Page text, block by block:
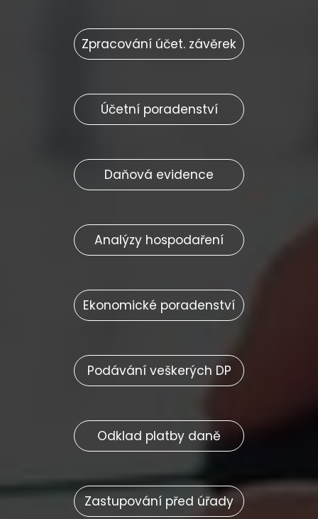
Zpracování účet. závěrek
Účetní poradenství
Daňová evidence
Analýzy hospodaření
Ekonomické poradenství
Podávání veškerých DP
Odklad platby daně
Zastupování před úřady